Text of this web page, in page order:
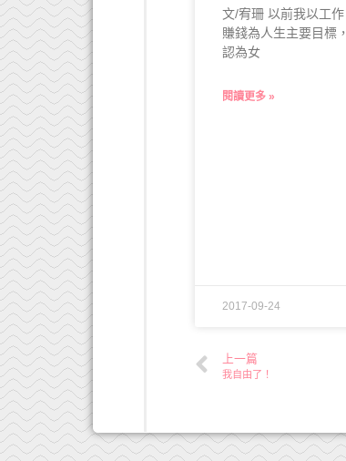
文/宥珊 以前我以工作
賺錢為人生主要目標，
認為女
閱讀更多 »
2017-09-24
上一篇
我自由了！